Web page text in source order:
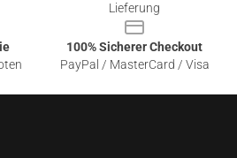
Lieferung
100% Sicherer Checkout
PayPal / MasterCard / Visa